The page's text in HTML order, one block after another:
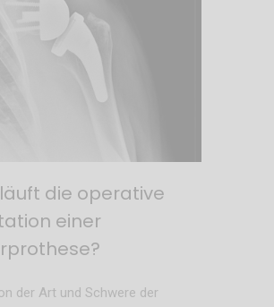
die operative
einer
der Art und Schwere der